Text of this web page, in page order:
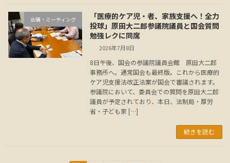
会議・ミーティング
「医療的ケア児・者、家族支援へ！全力
投球」原田大二郎参議院議員と国会質問
勉強レクに同席
2026年7月8日
8日午後、国会の参議院議員会館 原田大二郎
事務所へ。通常国会も最終版。これから医療的
ケア児支援法改正法案が国会で審議されます。
参議院において、委員会での質問を原田大二郎
議員が予定されており、本日、法制局・厚労
省・子ども家 […]
続きを読む